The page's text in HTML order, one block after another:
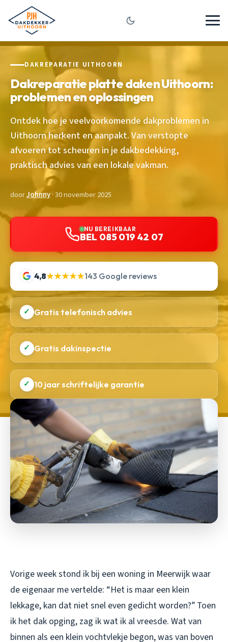
DAKREPARATIE UITHOORN
Dakreparatie platte daken Uithoorn:
problemen en oplossingen
Ontdek hoe je veelvoorkomende dakproblemen in
Uithoorn herkent en aanpakt. Van verstopte
afvoeren tot scheuren in je dakbedekking,
praktisch advies van een lokale vakman.
doorJohnny· 30 november 2025
NU BEREIKBAAR
BEL 085 019 42 07
4,8★★★★★143 Google reviews
✓ Gratis telefonisch advies
✓ Gratis dakinspectie
✓ 10 jaar schriftelijke garantie
Vorige week stond ik bij een woning in Meerwijk waar
de eigenaar me vertelde: “Het is maar een klein
lekkage, kan dat niet snel even gedicht worden?” Toen
ik het dak opging, zag ik wat ik al vreesde. Wat van
binnen als een klein vochtvlekje begon, was van boven